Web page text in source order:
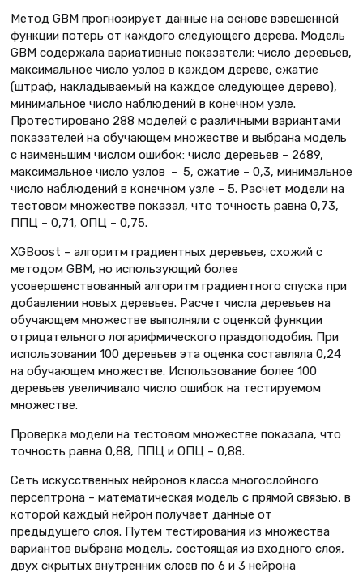
Метод GBM прогнозирует данные на основе взвешенной
функции потерь от каждого следующего дерева. Модель
GBM содержала вариативные показатели: число деревьев,
максимальное число узлов в каждом дереве, сжатие
(штраф, накладываемый на каждое следующее дерево),
минимальное число наблюдений в конечном узле.
Протестировано 288 моделей с различными вариантами
показателей на обучающем множестве и выбрана модель
с наименьшим числом ошибок: число деревьев – 2689,
максимальное число узлов – 5, сжатие – 0,3, минимальное
число наблюдений в конечном узле – 5. Расчет модели на
тестовом множестве показал, что точность равна 0,73,
ППЦ – 0,71, ОПЦ – 0,75.
XGBoost – алгоритм градиентных деревьев, схожий с
методом GBM, но использующий более
усовершенствованный алгоритм градиентного спуска при
добавлении новых деревьев. Расчет числа деревьев на
обучающем множестве выполняли с оценкой функции
отрицательного логарифмического правдоподобия. При
использовании 100 деревьев эта оценка составляла 0,24
на обучающем множестве. Использование более 100
деревьев увеличивало число ошибок на тестируемом
множестве.
Проверка модели на тестовом множестве показала, что
точность равна 0,88, ППЦ и ОПЦ – 0,88.
Сеть искусственных нейронов класса многослойного
персептрона – математическая модель c прямой связью, в
которой каждый нейрон получает данные от
предыдущего слоя. Путем тестирования из множества
вариантов выбрана модель, состоящая из входного слоя,
двух скрытых внутренних слоев по 6 и 3 нейрона